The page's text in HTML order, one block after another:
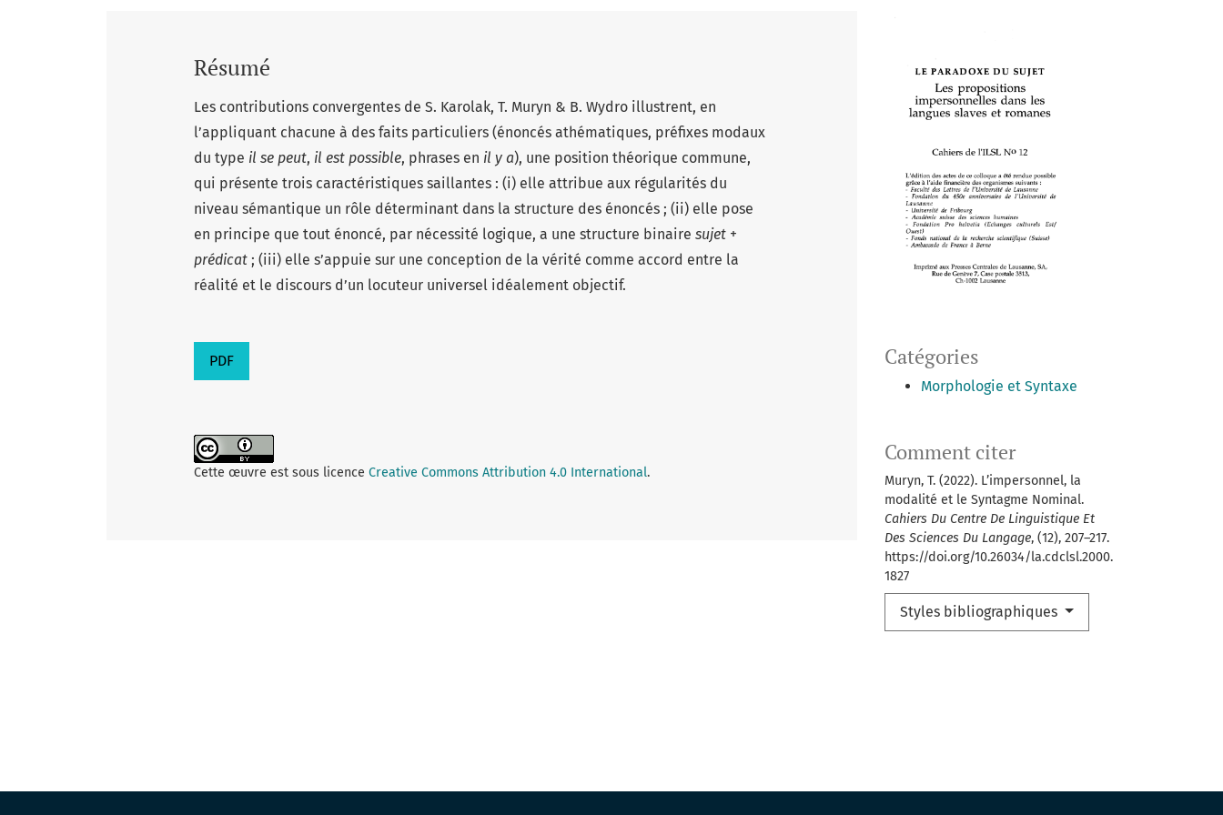
Catégories
Morphologie et Syntaxe
Comment citer
Muryn, T. (2022). L’impersonnel, la
modalité et le Syntagme Nominal.
Cahiers Du Centre De Linguistique Et
Des Sciences Du Langage, (12), 207–217.
https://doi.org/10.26034/la.cdclsl.2000.
1827
Styles bibliographiques
Résumé
Les contributions convergentes de S. Karolak, T. Muryn & B. Wydro illustrent, en
l’appliquant chacune à des faits particuliers (énoncés athématiques, préfixes modaux
du type il se peut, il est possible, phrases en il y a), une position théorique commune,
qui présente trois caractéristiques saillantes : (i) elle attribue aux régularités du
niveau sémantique un rôle déterminant dans la structure des énoncés ; (ii) elle pose
en principe que tout énoncé, par nécessité logique, a une structure binaire sujet +
prédicat ; (iii) elle s’appuie sur une conception de la vérité comme accord entre la
réalité et le discours d’un locuteur universel idéalement objectif.
PDF
Cette œuvre est sous licence Creative Commons Attribution 4.0 International.